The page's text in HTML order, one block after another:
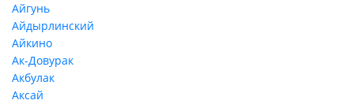
Айгунь
Айдырлинский
Айкино
Ак-Довурак
Акбулак
Аксай